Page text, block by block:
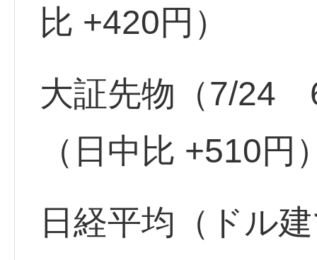
比 +420円）
大証先物（7/24
（日中比 +510円
日経平均（ドル